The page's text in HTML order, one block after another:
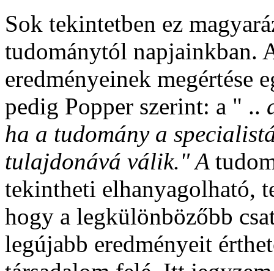
Sok tekintetben ez
tudománytól napjainkban.
eredményeinek
pedig Popper szerint: a " ..
ha a tudomány a
tulajdonává válik." A
tekintheti elhanyagolható,
hogy a legkülönbözőbb
legújabb eredményeit